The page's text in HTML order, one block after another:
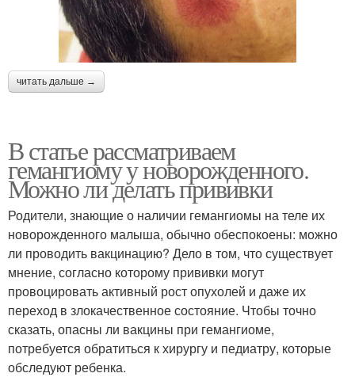
читать дальше →
В статье рассматриваем
гемангиому у новорожденного.
Можно ли делать прививки
Родители, знающие о наличии гемангиомы на теле их
новорожденного малыша, обычно обеспокоены: можно
ли проводить вакцинацию? Дело в том, что существует
мнение, согласно которому прививки могут
провоцировать активный рост опухолей и даже их
переход в злокачественное состояние. Чтобы точно
сказать, опасны ли вакцины при гемангиоме,
потребуется обратиться к хирургу и педиатру, которые
обследуют ребенка.